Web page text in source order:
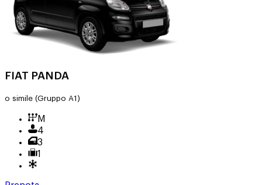
FIAT PANDA
o simile (Gruppo A1)
M
4
3
1